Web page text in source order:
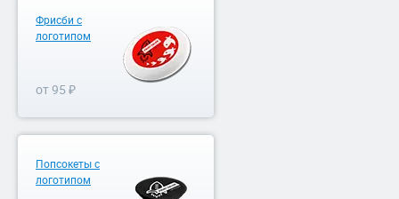
Фрисби с
логотипом
от 95 ₽
Попсокеты с
логотипом